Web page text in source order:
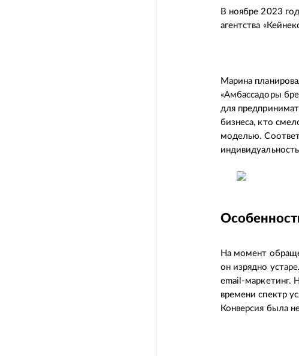
В ноябре 2023
агентства
Марина
«Амбассадоры
для
бизнеса, кто
моделью.
На момент
он изрядно
email-маркетинг.
времени спектр
Конверсия была